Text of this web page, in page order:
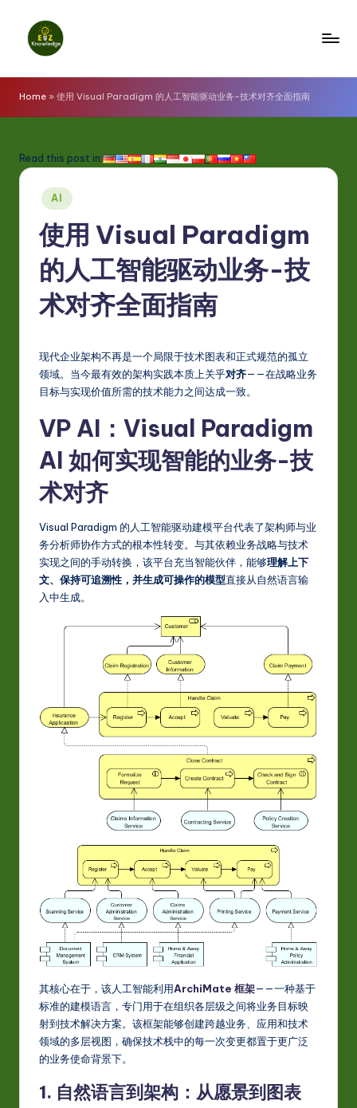
z
K
o
w
S
fi
d
C
hi
in
&
S
o
ft
w
Home » 使用 Visual Paradigm 的人工智能驱动业务-技术对齐全面指南
Read this post in:
Posted
in
AI
使用 Visual Paradigm
的人工智能驱动业务-技
术对齐全面指南
现代企业架构不再是一个局限于技术图表和正式规范的孤立
领域。当今最有效的架构实践本质上关乎对齐——在战略业务
目标与实现价值所需的技术能力之间达成一致。
VP AI：Visual Paradigm
AI 如何实现智能的业务-技
术对齐
Visual Paradigm 的人工智能驱动建模平台代表了架构师与业
务分析师协作方式的根本性转变。与其依赖业务战略与技术
实现之间的手动转换，该平台充当智能伙伴，能够理解上下
文、保持可追溯性，并生成可操作的模型直接从自然语言输
入中生成。
其核心在于，该人工智能利用ArchiMate 框架——一种基于
标准的建模语言，专门用于在组织各层级之间将业务目标映
射到技术解决方案。该框架能够创建跨越业务、应用和技术
领域的多层视图，确保技术栈中的每一次变更都置于更广泛
的业务使命背景下。
1. 自然语言到架构：从愿景到图表